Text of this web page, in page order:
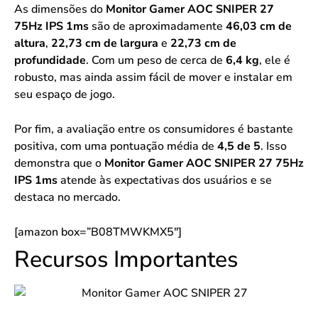
As dimensões do Monitor Gamer AOC SNIPER 27
75Hz IPS 1ms são de aproximadamente 46,03 cm de
altura, 22,73 cm de largura e 22,73 cm de
profundidade. Com um peso de cerca de 6,4 kg, ele é
robusto, mas ainda assim fácil de mover e instalar em
seu espaço de jogo.
Por fim, a avaliação entre os consumidores é bastante
positiva, com uma pontuação média de 4,5 de 5. Isso
demonstra que o Monitor Gamer AOC SNIPER 27 75Hz
IPS 1msatende às expectativas dos usuários e se
destaca no mercado.
[amazon box=”B08TMWKMX5″]
Recursos Importantes